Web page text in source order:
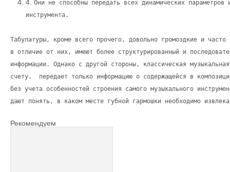
4. Они не способны передать всех динамических параметров
инструмента.
Табулатуры, кроме всего прочего, довольно громоздкие и
в отличие от них, имеют более структурированный и
информации. Однако с другой стороны, классическая
счету, передает только информацию о содержащейся в
без учета особенностей строения самого музыкального
дают понять, в каком месте губной гармошки необходимо
Рекомендуем